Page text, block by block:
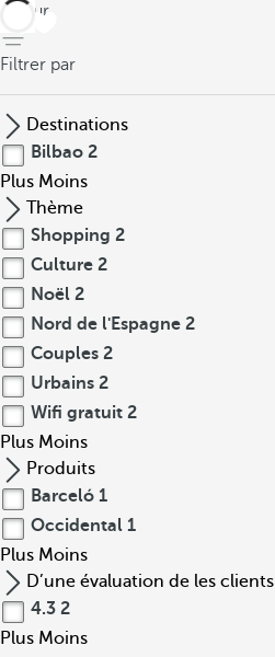
retour
Filtrer par
Destinations
Bilbao 2
Plus Moins
Thème
Shopping 2
Culture 2
Noël 2
Nord de l'Espagne 2
Couples 2
Urbains 2
Wifi gratuit 2
Plus Moins
Produits
Barceló 1
Occidental 1
Plus Moins
D’une évaluation de les clients
4.3 2
Plus Moins